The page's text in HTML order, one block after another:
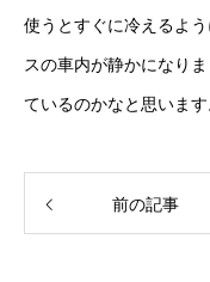
使うとすぐに冷えるよ
スの車内が静かになり
ているのかなと思います
前の記事